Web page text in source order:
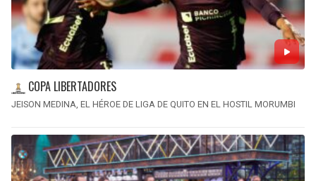
COPA LIBERTADORES
JEISON MEDINA, EL HÉROE DE LIGA DE QUITO EN EL HOSTIL MORUMBI